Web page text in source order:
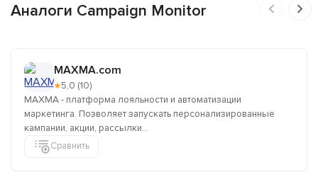
Аналоги Campaign Monitor
MAXMA.com
★5,0 (10)
MAXMA - платформа лояльности и автоматизации
маркетинга. Позволяет запускать персонализированные
кампании, акции, рассылки...
Сравнить